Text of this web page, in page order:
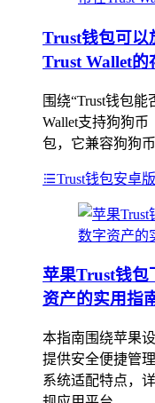
Trust钱包可以
Trust Wallet的
围绕“Trust钱包
Wallet支持狗狗
包，它兼容狗狗
Trust钱包安卓
苹果Trust钱包
资产的实用指
本指南围绕苹果
提供安全便捷管
系统适配特点，